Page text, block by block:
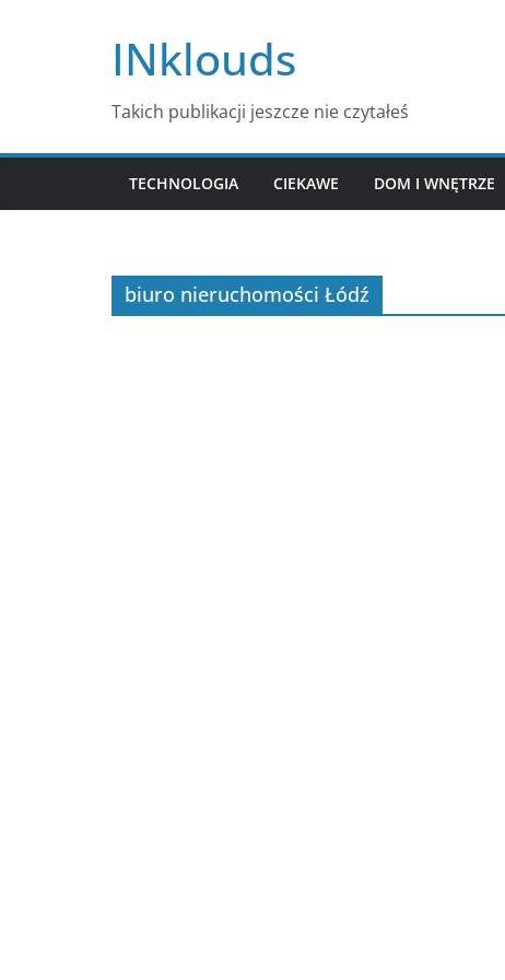
INklouds
Takich publikacji jeszcze nie czytałeś
TECHNOLOGIA CIEKAWE DOM I WNĘTRZE
biuro nieruchomości Łódź